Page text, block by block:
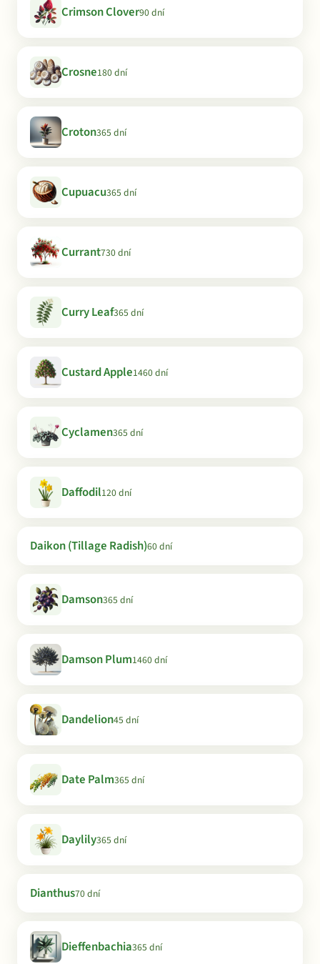
Crimson Clover90 dní
Crosne180 dní
Croton365 dní
Cupuacu365 dní
Currant730 dní
Curry Leaf365 dní
Custard Apple1460 dní
Cyclamen365 dní
Daffodil120 dní
Daikon (Tillage Radish)60 dní
Damson365 dní
Damson Plum1460 dní
Dandelion45 dní
Date Palm365 dní
Daylily365 dní
Dianthus70 dní
Dieffenbachia365 dní